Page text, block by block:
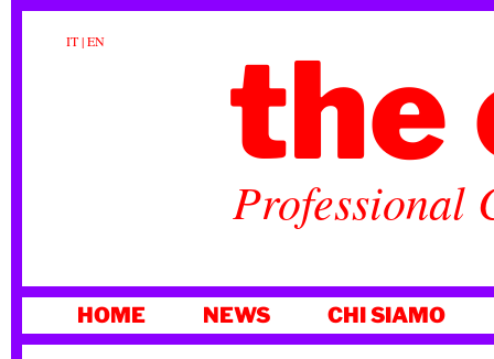
IT|EN the
Professional
AL
HOME NEWS CHI SIAMO